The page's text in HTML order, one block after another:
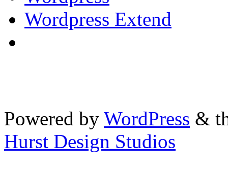
Wordpress Extend
Powered by WordPress &
Hurst Design Studios